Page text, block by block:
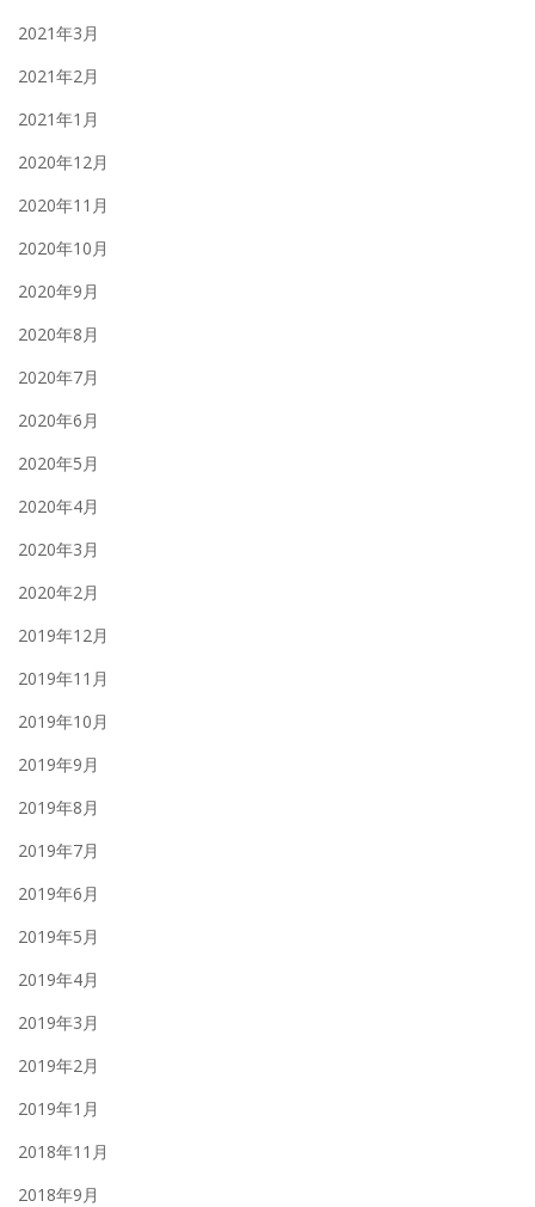
2021年3月
2021年2月
2021年1月
2020年12月
2020年11月
2020年10月
2020年9月
2020年8月
2020年7月
2020年6月
2020年5月
2020年4月
2020年3月
2020年2月
2019年12月
2019年11月
2019年10月
2019年9月
2019年8月
2019年7月
2019年6月
2019年5月
2019年4月
2019年3月
2019年2月
2019年1月
2018年11月
2018年9月